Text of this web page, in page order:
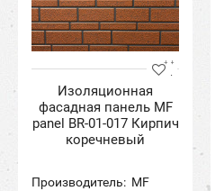
Изоляционная
фасадная панель MF
panel BR-01-017 Кирпич
коречневый
Производитель: MF